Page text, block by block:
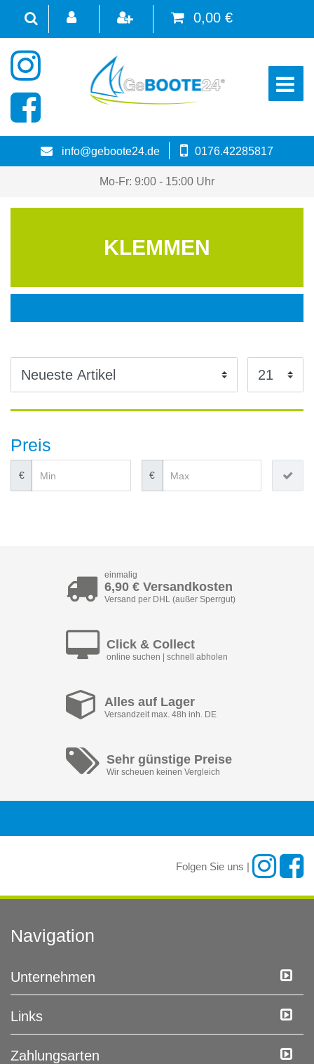
0,00 €
☰
info@geboote24.de 0176.42285817
Mo-Fr: 9:00 - 15:00 Uhr
KLEMMEN
Preis
€ €
einmalig
6,90 € Versandkosten
Versand per DHL (außer Sperrgut)
Click & Collect
online suchen | schnell abholen
Alles auf Lager
Versandzeit max. 48h inh. DE
Sehr günstige Preise
Wir scheuen keinen Vergleich
Folgen Sie uns |
Navigation
Unternehmen
Links
Zahlungsarten